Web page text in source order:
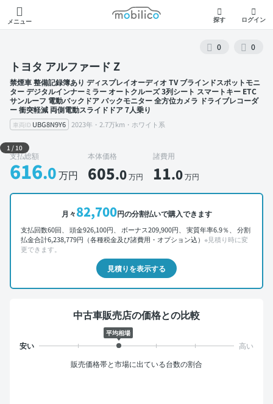
メニュー
モビリコ
探す ログイン
0 0
トヨタ アルファード Z
禁煙車 整備記録簿あり ディスプレイオーディオ TV ブラインドスポットモニ
ター デジタルインナーミラー オートクルーズ 3列シート スマートキー ETC
サンルーフ 電動バックドア バックモニター 全方位カメラ ドライブレコーダ
ー 衝突軽減 両側電動スライドドア 7人乗り
車両ID UBG8N9Y6 2023年・2.7万km・ホワイト系
外装 左前
1 /10
支払総額
616.0万円
本体価格
605.0万円
諸費用
11.0万円
月々82,700円の分割払いで購入できます
支払回数60回、 頭金926,100円、 ボーナス209,900円、 実質年率6.9％、 分割
払金合計6,238,779円（各種税金及び諸費用・オプション込） ※見積り時に変
更できます。
見積りを表示する
中古車販売店の価格との比較
平均相場
販売価格帯と市場に出ている台数の割合